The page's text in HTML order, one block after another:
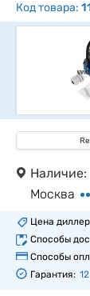
Код товара:
Наличие:
Москва
Цена
Способы
Способы
Гарантия: